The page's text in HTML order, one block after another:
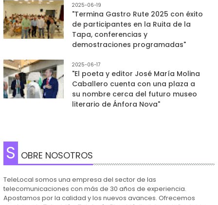
2025-06-19
"Termina Gastro Rute 2025 con éxito
de participantes en la Ruita de la
Tapa, conferencias y
demostraciones programadas"
2025-06-17
"El poeta y editor José María Molina
Caballero cuenta con una plaza a
su nombre cerca del futuro museo
literario de Ánfora Nova"
S OBRE NOSOTROS
TeleLocal somos una empresa del sector de las
telecomunicaciones con más de 30 años de experiencia.
Apostamos por la calidad y los nuevos avances. Ofrecemos